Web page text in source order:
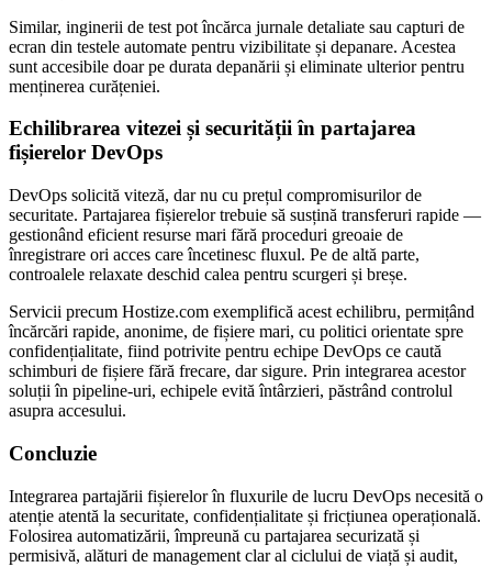
Similar, inginerii de test pot încărca jurnale detaliate sau capturi de
ecran din testele automate pentru vizibilitate și depanare. Acestea
sunt accesibile doar pe durata depanării și eliminate ulterior pentru
menținerea curățeniei.
Echilibrarea vitezei și securității în partajarea
fișierelor DevOps
DevOps solicită viteză, dar nu cu prețul compromisurilor de
securitate. Partajarea fișierelor trebuie să susțină transferuri rapide —
gestionând eficient resurse mari fără proceduri greoaie de
înregistrare ori acces care încetinesc fluxul. Pe de altă parte,
controalele relaxate deschid calea pentru scurgeri și breșe.
Servicii precum Hostize.com exemplifică acest echilibru, permițând
încărcări rapide, anonime, de fișiere mari, cu politici orientate spre
confidențialitate, fiind potrivite pentru echipe DevOps ce caută
schimburi de fișiere fără frecare, dar sigure. Prin integrarea acestor
soluții în pipeline-uri, echipele evită întârzieri, păstrând controlul
asupra accesului.
Concluzie
Integrarea partajării fișierelor în fluxurile de lucru DevOps necesită o
atenție atentă la securitate, confidențialitate și fricțiunea operațională.
Folosirea automatizării, împreună cu partajarea securizată și
permisivă, alături de management clar al ciclului de viață și audit,